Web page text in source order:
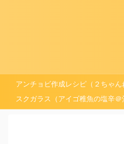
アンチョビ作成レシピ（２ちゃん
スクガラス（アイゴ稚魚の塩辛＠